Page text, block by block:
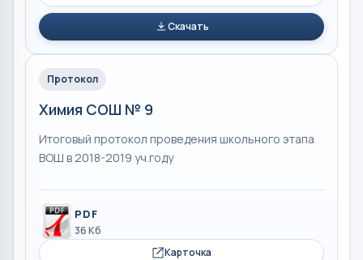
Скачать
Протокол
Химия СОШ № 9
Итоговый протокол проведения школьного этапа
ВОШ в 2018-2019 уч.году
PDF
36 Кб
Карточка